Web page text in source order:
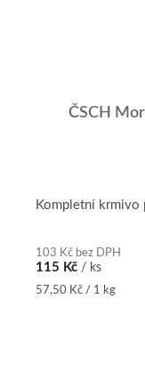
ČSCH
je
5
hvězdiček.
103 Kč bez DPH
115 Kč / ks
Měrná
57,50 Kč / 1 kg
Kompletní krmivo